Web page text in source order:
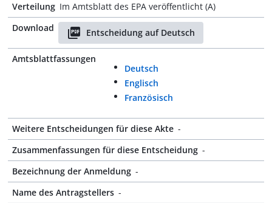
Verteilung Im Amtsblatt des EPA veröffentlicht (A)
Download
Entscheidung auf Deutsch
Amtsblattfassungen
Deutsch
Englisch
Französisch
Weitere Entscheidungen für diese Akte -
Zusammenfassungen für diese Entscheidung -
Bezeichnung der Anmeldung -
Name des Antragstellers -